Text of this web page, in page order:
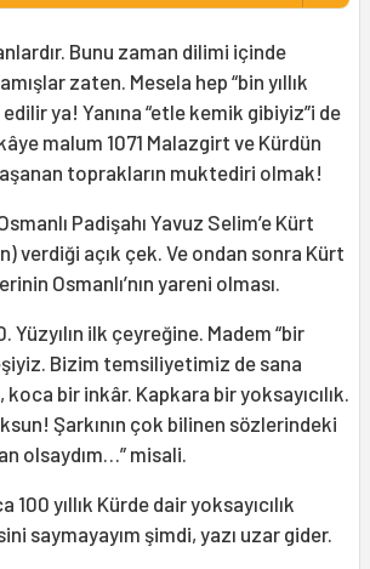
Bunu zaman dilimi içinde
zaten. Mesela hep “bin yıllık
ya! Yanına “etle kemik gibiyiz”i de
malum 1071 Malazgirt ve Kürdün
toprakların muktediri olmak!
Padişahı Yavuz Selim’e Kürt
verdiği açık çek. Ve ondan sonra Kürt
Osmanlı’nın yareni olması.
Yüzyılın ilk çeyreğine. Madem “bir
Bizim temsiliyetimiz de sana
koca bir inkâr. Kapkara bir yoksayıcılık.
Şarkının çok bilinen sözlerindeki
olsaydım…” misali.
yıllık Kürde dair yoksayıcılık
saymayayım şimdi, yazı uzar gider.